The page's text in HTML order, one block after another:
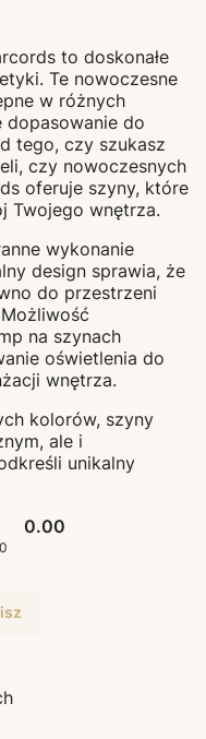
to doskonałe
Te nowoczesne
w różnych
dopasowanie do
tego, czy szukasz
czy nowoczesnych
oferuje szyny, które
Twojego wnętrza.
wykonanie
design sprawia, że
do przestrzeni
na szynach
oświetlenia do
wnętrza.
kolorów, szyny
ale i
unikalny
0.00